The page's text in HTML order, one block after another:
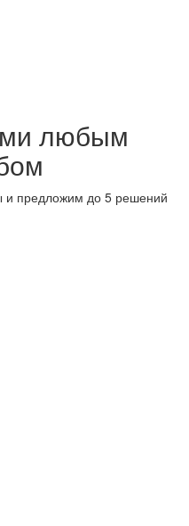
любым
и предложим до 5 решений